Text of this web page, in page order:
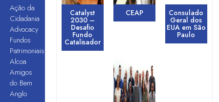
Ação da
Cidadania
Advocacy
Fundos
Patrimoniais
Alcoa
Amigos
do Bem
Anglo
Catalyst
2030 –
Desafio
Fundo
Catalisador
CEAP Consulado
Geral dos
EUA em São
Paulo